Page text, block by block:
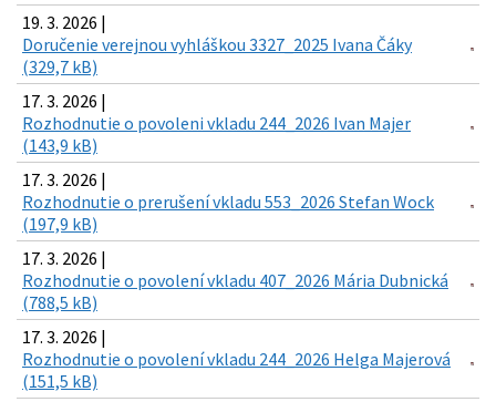
19. 3. 2026 |
Doručenie verejnou vyhláškou 3327_2025 Ivana Čáky
(329,7 kB)
17. 3. 2026 |
Rozhodnutie o povoleni vkladu 244_2026 Ivan Majer
(143,9 kB)
17. 3. 2026 |
Rozhodnutie o prerušení vkladu 553_2026 Stefan Wock
(197,9 kB)
17. 3. 2026 |
Rozhodnutie o povolení vkladu 407_2026 Mária Dubnická
(788,5 kB)
17. 3. 2026 |
Rozhodnutie o povolení vkladu 244_2026 Helga Majerová
(151,5 kB)